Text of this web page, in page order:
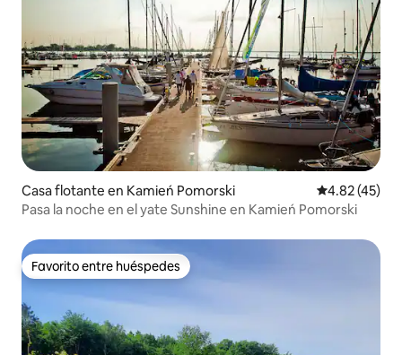
Casa flotante en Kamień Pomorski Calificación
4.82 (45)
Pasa la noche en el yate Sunshine en Kamień Pomorski
Favorito entre huéspedes
Favorito entre huéspedes